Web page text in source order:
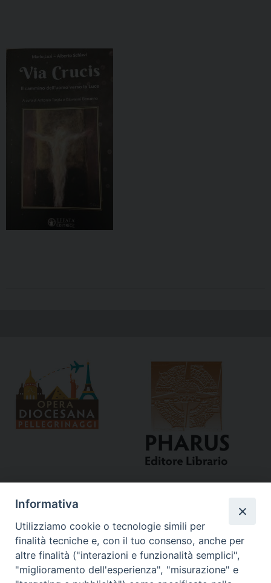
Informativa
Utilizziamo cookie o tecnologie simili per
finalità tecniche e, con il tuo consenso, anche per
altre finalità ("interazioni e funzionalità semplici",
"miglioramento dell'esperienza", "misurazione" e